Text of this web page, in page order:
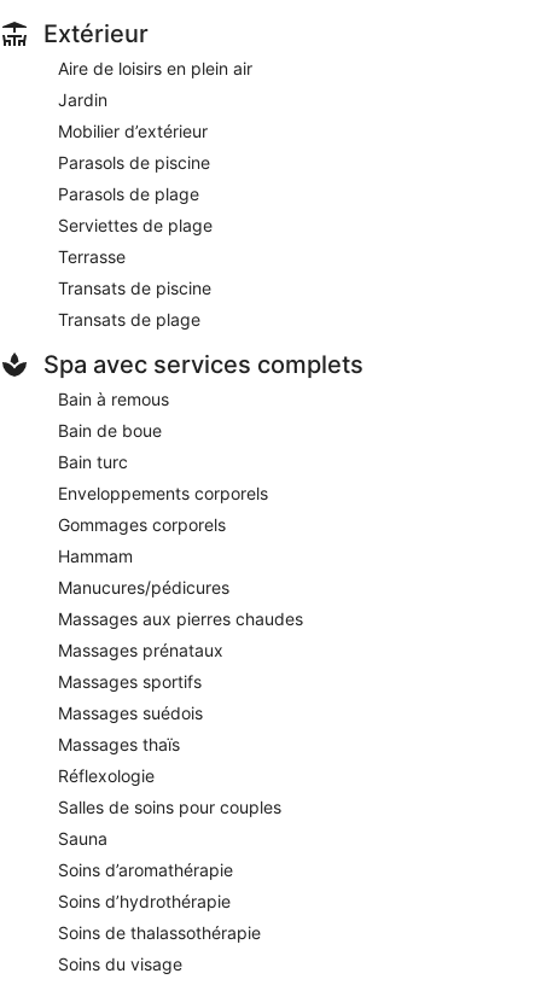
Extérieur
Aire de loisirs en plein air
Jardin
Mobilier d’extérieur
Parasols de piscine
Parasols de plage
Serviettes de plage
Terrasse
Transats de piscine
Transats de plage
Spa avec services complets
Bain à remous
Bain de boue
Bain turc
Enveloppements corporels
Gommages corporels
Hammam
Manucures/pédicures
Massages aux pierres chaudes
Massages prénataux
Massages sportifs
Massages suédois
Massages thaïs
Réflexologie
Salles de soins pour couples
Sauna
Soins d’aromathérapie
Soins d’hydrothérapie
Soins de thalassothérapie
Soins du visage